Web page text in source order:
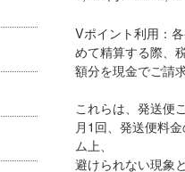
Vポイント利用：
めて精算する際、
額分を現金でご請
これらは、発送便
月1回、発送便料
ム上、
避けられない現象